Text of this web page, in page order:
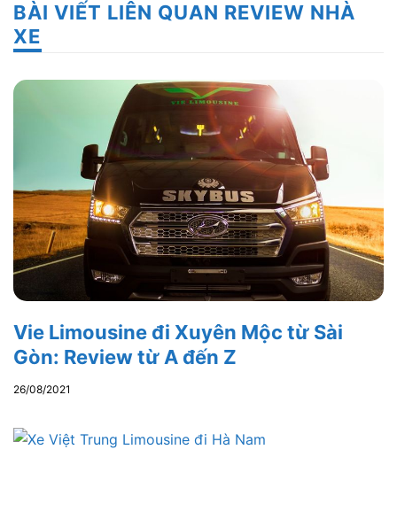
BÀI VIẾT LIÊN QUAN REVIEW NHÀ
XE
Vie Limousine đi Xuyên Mộc từ Sài
Gòn: Review từ A đến Z
26/08/2021